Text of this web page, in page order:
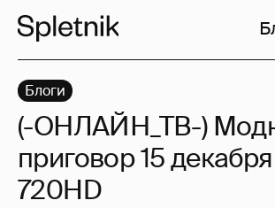
Блоги
(-ОНЛАЙН_ТВ-)
приговор 15
720HD